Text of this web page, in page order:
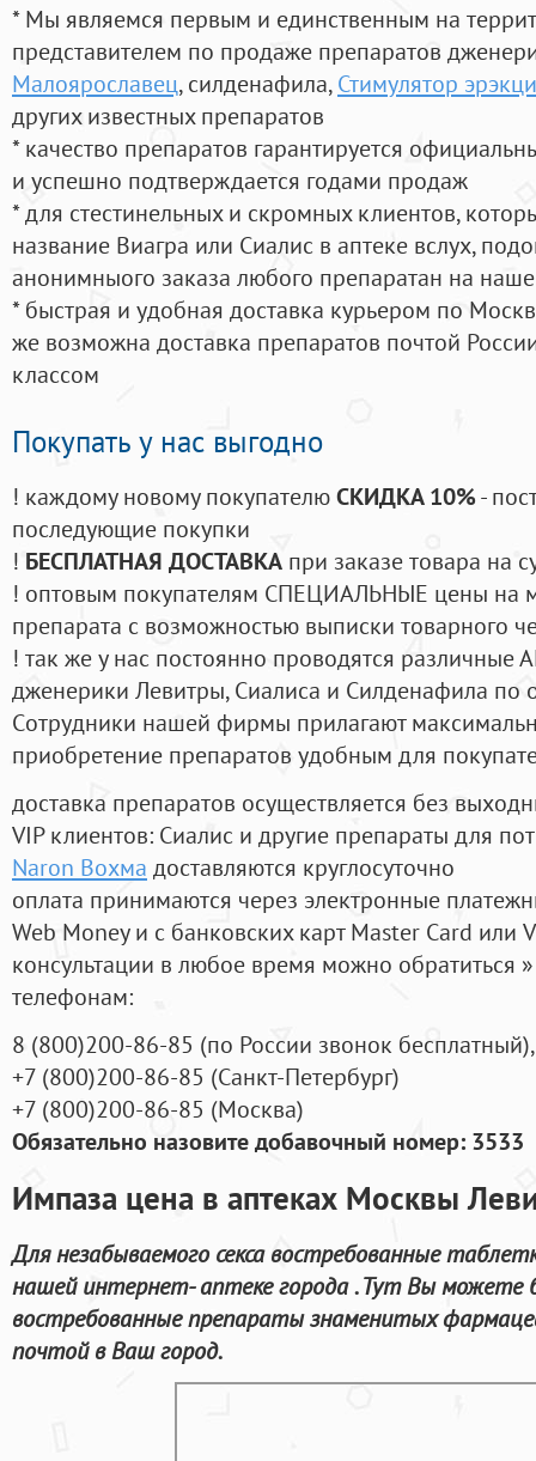
* Мы являемся первым и единственным на
представителем по продаже препаратов
Малоярославец, силденафила, Стимулятор
других известных препаратов
* качество препаратов гарантируется
и успешно подтверждается годами продаж
* для стестинельных и скромных клиентов,
название Виагра или Сиалис в аптеке вслух,
анонимныого заказа любого препаратан на
* быстрая и удобная доставка курьером по
же возможна доставка препаратов почтой
классом
Покупать у нас выгодно
! каждому новому покупателюСКИДКА 10%-
последующие покупки
! БЕСПЛАТНАЯ ДОСТАВКА при заказе товара на
! оптовым покупателям СПЕЦИАЛЬНЫЕ цены на
препарата с возможностью выписки товарного
! так же у нас постоянно проводятся
дженерики Левитры, Сиалиса и Силденафила по
Cотрудники нашей фирмы прилагают
приобретение препаратов удобным для
доставка препаратов осуществляется без
VIP клиентов: Сиалис и другие препараты для
Naron Вохма доставляются круглосуточно
оплата принимаются через электронные
Web Money и с банковских карт Master Card или
консультации в любое время можно обратиться
телефонам:
8 (800)200-86-85 (по России звонок бесплатный),
+7 (800)200-86-85 (Санкт-Петербург)
+7 (800)200-86-85 (Москва)
Обязательно назовите добавочный номер: 3533
Импаза цена в аптеках Москвы
Для незабываемого секса востребованные
нашей интернет- аптеке города . Тут Вы
востребованные препараты знаменитых
почтой в Ваш город.